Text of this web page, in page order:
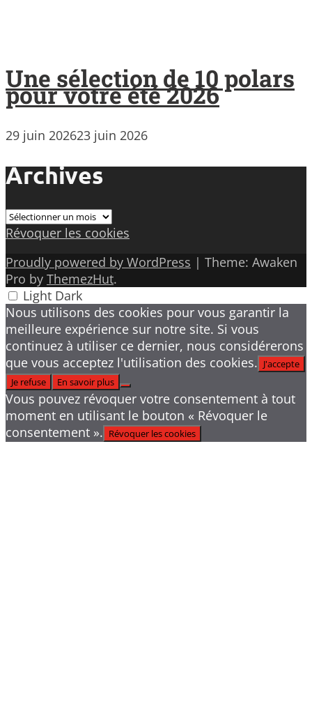
Une sélection de 10 polars
pour votre été 2026
29 juin 202623 juin 2026
Archives
Archives
Révoquer les cookies
Proudly powered by WordPress | Theme: Awaken
Pro by ThemezHut.
Light Dark
Nous utilisons des cookies pour vous garantir la
meilleure expérience sur notre site. Si vous
continuez à utiliser ce dernier, nous considérerons
que vous acceptez l'utilisation des cookies. J'accepte
Je refuse
En savoir plus
Vous pouvez révoquer votre consentement à tout
moment en utilisant le bouton « Révoquer le
consentement ». Révoquer les cookies